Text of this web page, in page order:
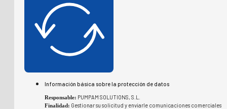
Información básica sobre la protección de datos
Responsable: PUMPAM SOLUTIONS, S.L.
Finalidad: Gestionar su solicitud y enviarle comunicaciones comerciales